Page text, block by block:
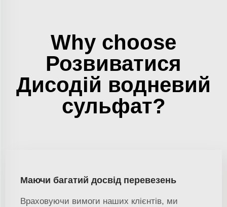
Why choose
Розвиватися
Дисодій водневий
сульфат?
Маючи багатий досвід перевезень
Враховуючи вимоги наших клієнтів, ми